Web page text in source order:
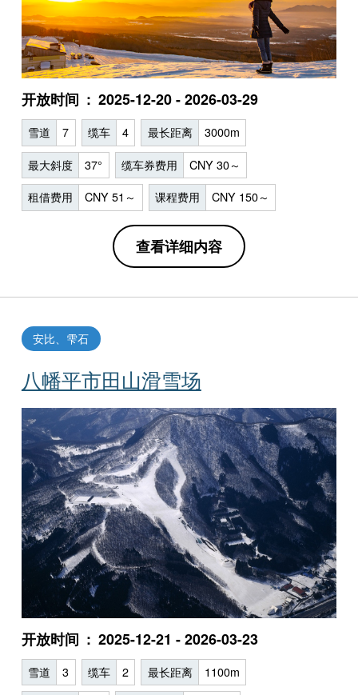
开放时间 2025-12-20 - 2026-03-29
雪道 7 缆车 4 最长距离 3000m
最大斜度 37° 缆车券费用 CNY 30～
租借费用 CNY 51～ 课程费用 CNY 150～
查看详细内容
八幡平市田山滑雪场
安比、雫石
开放时间 2025-12-21 - 2026-03-23
雪道 3 缆车 2 最长距离 1100m